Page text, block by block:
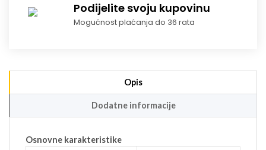
Podijelite svoju kupovinu
Mogućnost plaćanja do 36 rata
Opis
Dodatne informacije
Osnovne karakteristike